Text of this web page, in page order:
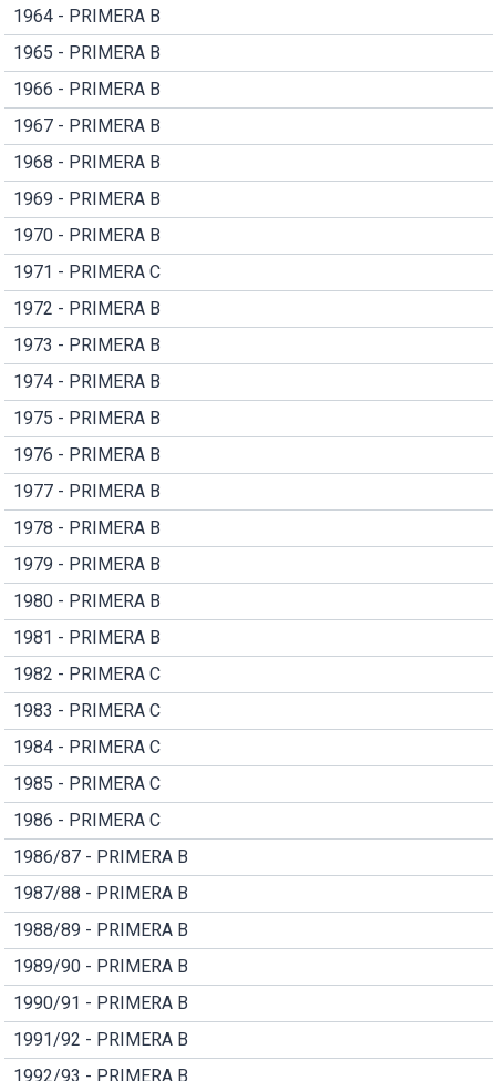
1964 - PRIMERA B
1965 - PRIMERA B
1966 - PRIMERA B
1967 - PRIMERA B
1968 - PRIMERA B
1969 - PRIMERA B
1970 - PRIMERA B
1971 - PRIMERA C
1972 - PRIMERA B
1973 - PRIMERA B
1974 - PRIMERA B
1975 - PRIMERA B
1976 - PRIMERA B
1977 - PRIMERA B
1978 - PRIMERA B
1979 - PRIMERA B
1980 - PRIMERA B
1981 - PRIMERA B
1982 - PRIMERA C
1983 - PRIMERA C
1984 - PRIMERA C
1985 - PRIMERA C
1986 - PRIMERA C
1986/87 - PRIMERA B
1987/88 - PRIMERA B
1988/89 - PRIMERA B
1989/90 - PRIMERA B
1990/91 - PRIMERA B
1991/92 - PRIMERA B
1992/93 - PRIMERA B